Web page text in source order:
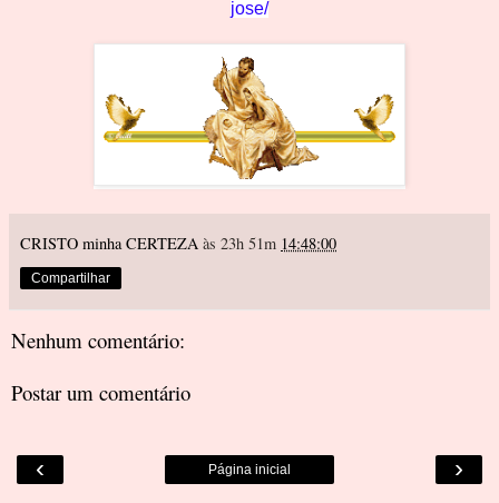
jose/
CRISTO minha CERTEZA às 23h 51m 14:48:00
Compartilhar
Nenhum comentário:
Postar um comentário
‹ ›
Página inicial